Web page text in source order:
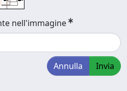
nell'immagine
Annulla Invia